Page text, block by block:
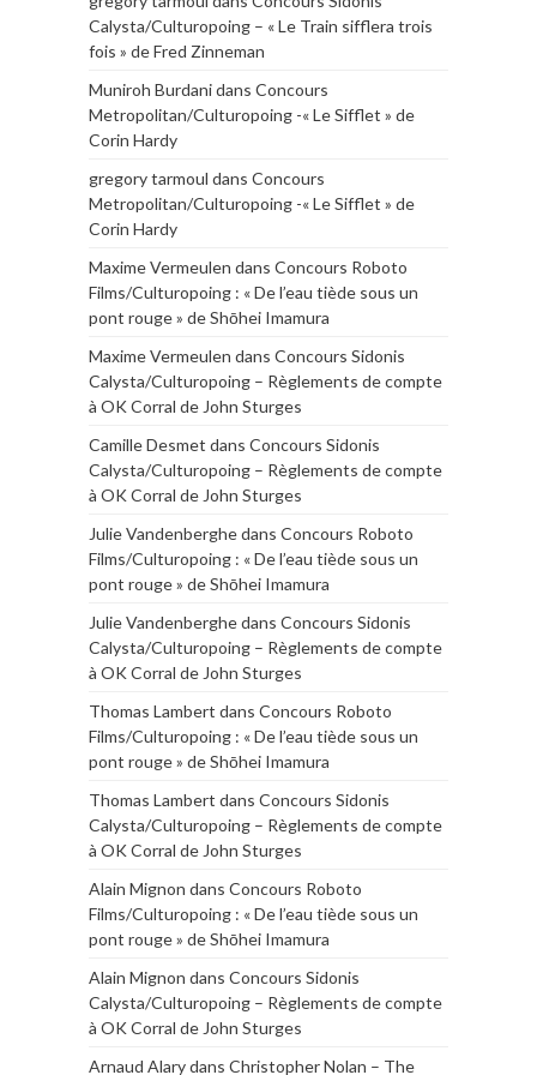
Calysta/Culturopoing – « Le Train sifflera trois
fois » de Fred Zinneman
Muniroh Burdanidans Concours
Metropolitan/Culturopoing -« Le Sifflet » de
Corin Hardy
gregory tarmoul dans Concours
Metropolitan/Culturopoing -« Le Sifflet » de
Corin Hardy
Maxime Vermeulen dans Concours Roboto
Films/Culturopoing : « De l’eau tiède sous un
pont rouge » de Shōhei Imamura
Maxime Vermeulen dans Concours Sidonis
Calysta/Culturopoing – Règlements de compte
à OK Corral de John Sturges
Camille Desmet dans Concours Sidonis
Calysta/Culturopoing – Règlements de compte
à OK Corral de John Sturges
Julie Vandenberghedans Concours Roboto
Films/Culturopoing : « De l’eau tiède sous un
pont rouge » de Shōhei Imamura
Julie Vandenberghedans Concours Sidonis
Calysta/Culturopoing – Règlements de compte
à OK Corral de John Sturges
Thomas Lambert dans Concours Roboto
Films/Culturopoing : « De l’eau tiède sous un
pont rouge » de Shōhei Imamura
Thomas Lambert dans Concours Sidonis
Calysta/Culturopoing – Règlements de compte
à OK Corral de John Sturges
Alain Mignon dans Concours Roboto
Films/Culturopoing : « De l’eau tiède sous un
pont rouge » de Shōhei Imamura
Alain Mignon dans Concours Sidonis
Calysta/Culturopoing – Règlements de compte
à OK Corral de John Sturges
Arnaud Alarydans Christopher Nolan – The